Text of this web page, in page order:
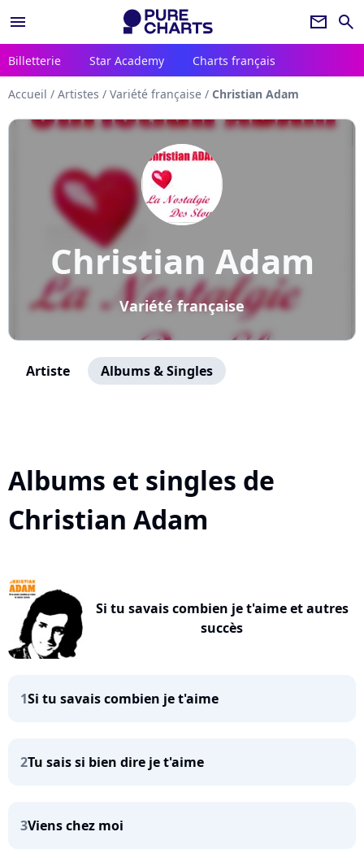
menu newsletter search
Billetterie Star Academy Charts français
Accueil / Artistes / Variété française / Christian Adam
Christian Adam
Variété française
Artiste Albums & Singles
Albums et singles de
Christian Adam
Si tu savais combien je t'aime et autres
succès
1Si tu savais combien je t'aime
2Tu sais si bien dire je t'aime
3Viens chez moi